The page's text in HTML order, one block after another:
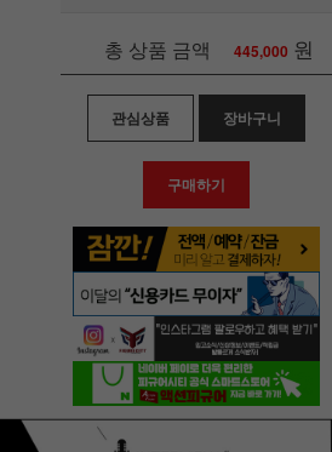
총 상품 금액 445,000 원
관심상품 장바구니
구매하기